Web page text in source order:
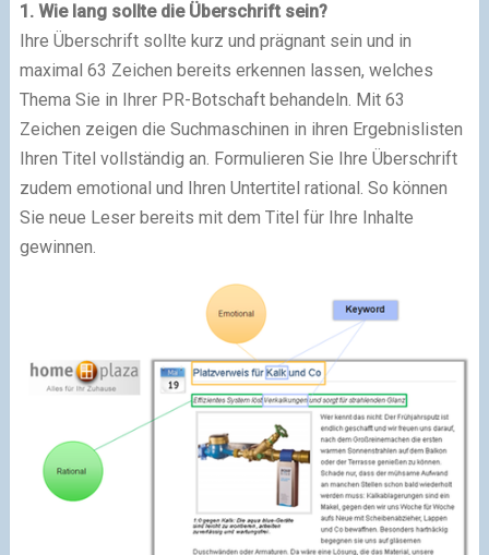
1. Wie lang sollte die Überschrift sein?
Ihre Überschrift sollte kurz und prägnant sein und in
maximal 63 Zeichen bereits erkennen lassen, welches
Thema Sie in Ihrer PR-Botschaft behandeln. Mit 63
Zeichen zeigen die Suchmaschinen in ihren Ergebnislisten
Ihren Titel vollständig an. Formulieren Sie Ihre Überschrift
zudem emotional und Ihren Untertitel rational. So können
Sie neue Leser bereits mit dem Titel für Ihre Inhalte
gewinnen.